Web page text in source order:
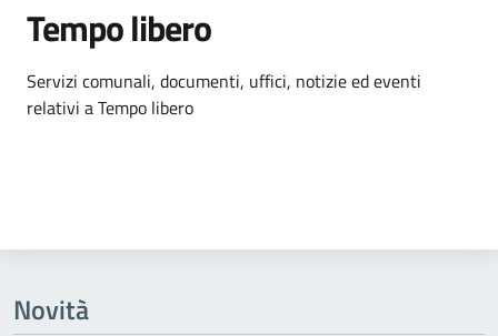
Tempo libero
Dettagli dell'argomento
Servizi comunali, documenti, uffici, notizie ed eventi
relativi a Tempo libero
Novità